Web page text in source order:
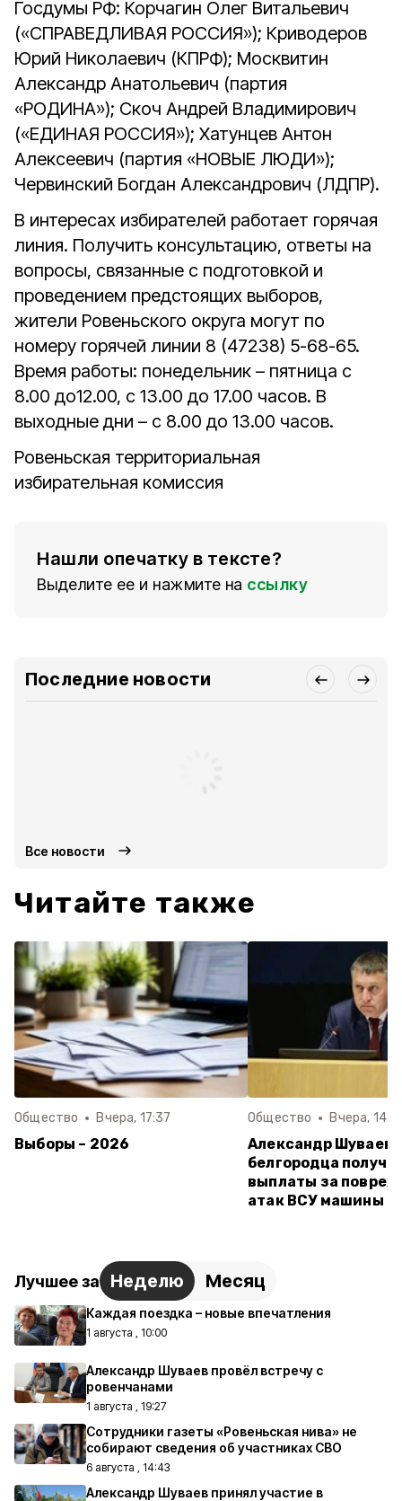
Госдумы РФ: Корчагин Олег Витальевич
(«СПРАВЕДЛИВАЯ РОССИЯ»); Криводеров
Юрий Николаевич (КПРФ); Москвитин
Александр Анатольевич (партия
«РОДИНА»); Скоч Андрей Владимирович
(«ЕДИНАЯ РОССИЯ»); Хатунцев Антон
Алексеевич (партия «НОВЫЕ ЛЮДИ»);
Червинский Богдан Александрович (ЛДПР).
В интересах избирателей работает горячая
линия. Получить консультацию, ответы на
вопросы, связанные с подготовкой и
проведением предстоящих выборов,
жители Ровеньского округа могут по
номеру горячей линии 8 (47238) 5-68-65.
Время работы: понедельник – пятница с
8.00 до12.00, с 13.00 до 17.00 часов. В
выходные дни – с 8.00 до 13.00 часов.
Ровеньская территориальная
избирательная комиссия
Нашли опечатку в тексте?
Выделите ее и нажмите на ссылку
Последние новости
Все новости
Читайте также
Общество Вчера, 17:37
Выборы – 2026
Общество Вчера,
Александр Шуваев:
белгородца
выплаты за
атак ВСУ машины
Лучшее за Неделю Месяц
Каждая поездка – новые впечатления
1 августа , 10:00
Александр Шуваев провёл встречу с
ровенчанами
1 августа , 19:27
Сотрудники газеты «Ровеньская нива» не
собирают сведения об участниках СВО
6 августа , 14:43
Александр Шуваев принял участие в